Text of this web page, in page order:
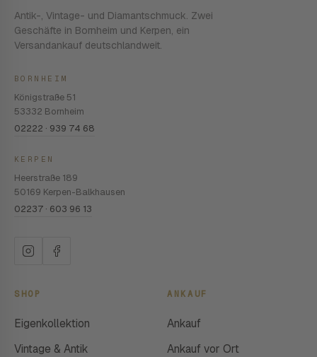
Antik-, Vintage- und Diamantschmuck. Zwei
Geschäfte in Bornheim und Kerpen, ein
Versandankauf deutschlandweit.
BORNHEIM
Königstraße 51
53332 Bornheim
02222 · 939 74 68
KERPEN
Heerstraße 189
50169 Kerpen-Balkhausen
02237 · 603 96 13
SHOP
Eigenkollektion
Vintage & Antik
ANKAUF
Ankauf
Ankauf vor Ort